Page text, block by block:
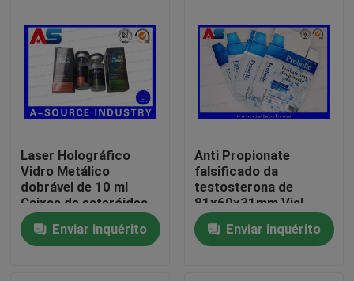
Casa
Produtos
Laser Holográfico
Vidro Metálico
dobrável de 10 ml
Caixas de esteróides
Vial Embalagens
Caixas farmacêuticas
Enviar inquérito
Anti Propionate
falsificado da
testosterona de
81x60x31mm Vial
Ampoule Storage Box
For 1mlEnviar inquérito